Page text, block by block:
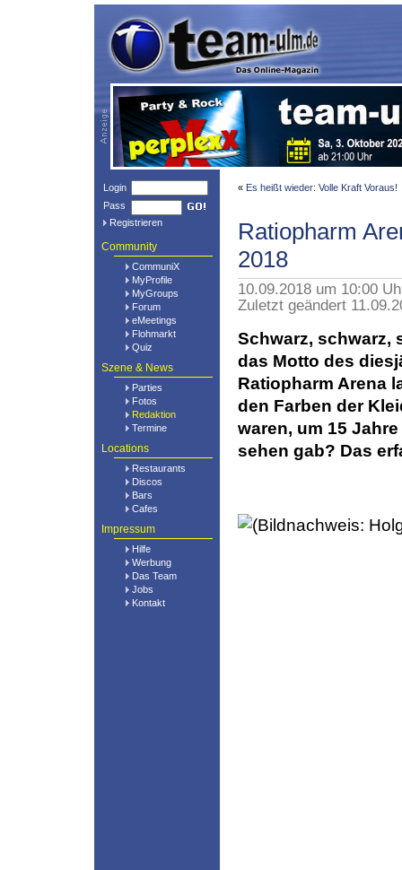
Login
Pass
Registrieren
Community
CommuniX
MyProfile
MyGroups
Forum
eMeetings
Flohmarkt
Quiz
Szene & News
Parties
Fotos
Redaktion
Termine
Locations
Restaurants
Discos
Bars
Cafes
Impressum
Hilfe
Werbung
Das Team
Jobs
Kontakt
« Es heißt wieder: Volle Kraft Voraus!
Ratiopharm
2018
10.09.2018 um 10:00
Zuletzt geändert
Schwarz, schwarz,
das Motto des
Ratiopharm Arena
den Farben der
waren, um 15
sehen gab? Das